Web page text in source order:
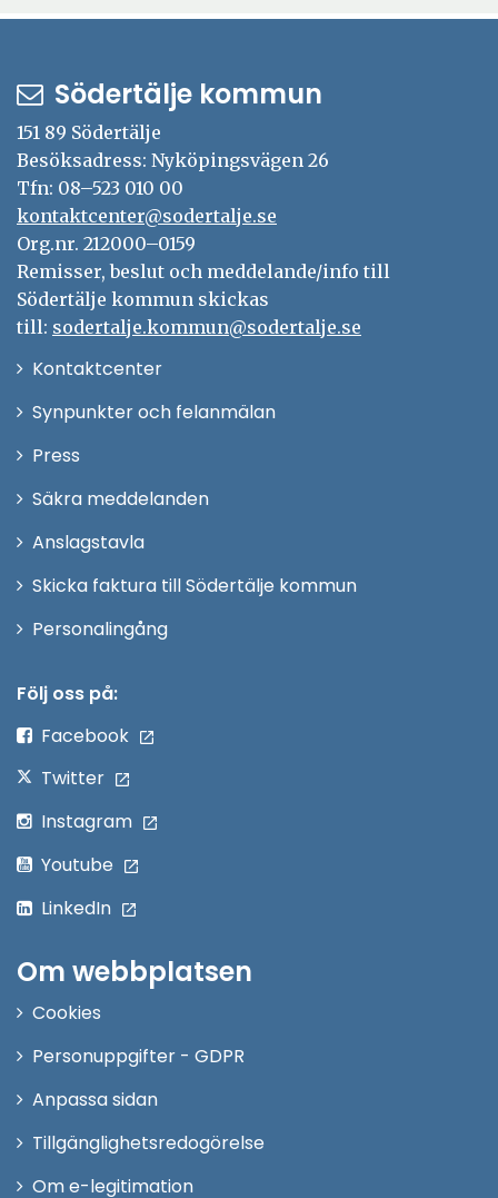
Södertälje kommun
151 89 Södertälje
Besöksadress: Nyköpingsvägen 26
Tfn: 08–523 010 00
kontaktcenter@sodertalje.se
Org.nr. 212000–0159
Remisser, beslut och meddelande/info till
Södertälje kommun skickas
till: sodertalje.kommun@sodertalje.se
KontaktcenterÖppna
Synpunkter och felanmälan
Press
fönster
Säkra meddelanden
Anslagstavla
Skicka faktura till Södertälje kommun
PersonalingångÖppna
Följ oss på:
Facebook
Twitter
Instagram
Youtube
LinkedIn
Om webbplatsen
Cookies
Personuppgifter - GDPR
Anpassa sidan
Tillgänglighetsredogörelse
Om e-legitimation